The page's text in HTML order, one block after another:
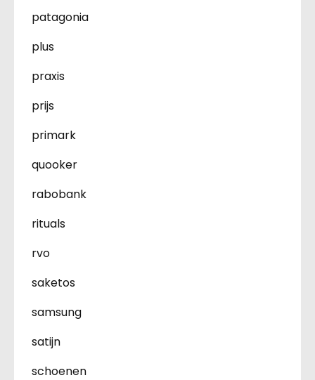
patagonia
plus
praxis
prijs
primark
quooker
rabobank
rituals
rvo
saketos
samsung
satijn
schoenen